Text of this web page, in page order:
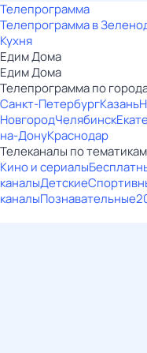
Телепрограмма
Телепрограмма в
Кухня
Едим Дома
Едим Дома
Телепрограмма по
Санкт-ПетербургКазань
НовгородЧелябинск
на-ДонуКраснодар
Телеканалы по
Кино и сериалы
каналыДетские
каналыПознавательные